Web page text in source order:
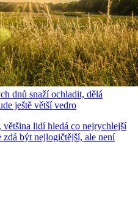
dnů snaží ochladit, dělá
ještě větší vedro
lidí hledá co nejrychlejší
zdá být nejlogičtější, ale není